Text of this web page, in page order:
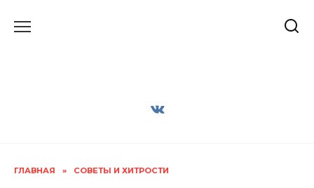
ГЛАВНАЯ » СОВЕТЫ И ХИТРОСТИ